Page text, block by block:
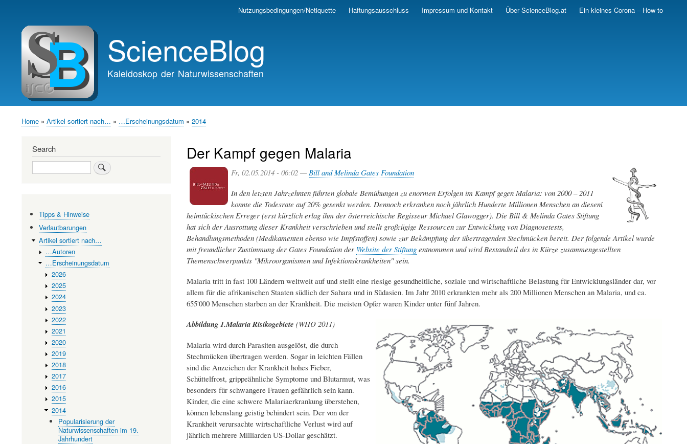
Skip
navigation
Nutzungsbedingungen/Netiquette Haftungsausschluss Impressum und Kontakt Über ScienceBlog.at Ein kleines Corona – How-to
ScienceBlog
Kaleidoskop der Naturwissenschaften
Home Artikel sortiert nach… …Erscheinungsdatum 2014
Der Kampf gegen Malaria
Fr, 02.05.2014 - 06:02 — Bill and Melinda Gates Foundation
In den letzten Jahrzehnten führten globale Bemühungen zu enormen Erfolgen im Kampf gegen Malaria: von 2000 – 2011
konnte die Todesrate auf 20% gesenkt werden. Dennoch erkranken noch jährlich Hunderte Millionen Menschen an dieseḿ
heimtückischen Erreger (erst kürzlich erlag ihm der österreichische Regisseur Michael Glawogger). Die Bill & Melinda Gates Stiftung
hat sich der Ausrottung dieser Krankheit verschrieben und stellt großzügige Ressourcen zur Entwicklung von Diagnosetests,
Behandlungsmethoden (Medikamenten ebenso wie Impfstoffen) sowie zur Bekämpfung der übertragenden Stechmücken bereit. Der folgende Artikel wurde
mit freundlicher Zustimmung der Gates Foundation der Website der Stiftungentnommen und wird Bestandteil des in Kürze zusammengestellten
Themenschwerpunkts "Mikroorganismen und Infektionskrankheiten" sein.
Malaria tritt in fast 100 Ländern weltweit auf und stellt eine riesige gesundheitliche, soziale und wirtschaftliche Belastung für Entwicklungsländer dar, vor
allem für die afrikanischen Staaten südlich der Sahara und in Südasien. Im Jahr 2010 erkrankten mehr als 200 Millionen Menschen an Malaria, und ca.
655'000 Menschen starben an der Krankheit. Die meisten Opfer waren Kinder unter fünf Jahren.
Abbildung 1.Malaria Risikogebiete (WHO 2011)
Malaria wird durch Parasiten ausgelöst, die durch
Stechmücken übertragen werden. Sogar in leichten Fällen
sind die Anzeichen der Krankheit hohes Fieber,
Schüttelfrost, grippeähnliche Symptome und Blutarmut, was
besonders für schwangere Frauen gefährlich sein kann.
Kinder, die eine schwere Malariaerkrankung überstehen,
können lebenslang geistig behindert sein. Der von der
Krankheit verursachte wirtschaftliche Verlust wird auf
jährlich mehrere Milliarden US-Dollar geschätzt.
Search
Search
Tipps & Hinweise
Verlautbarungen
Artikel sortiert nach…
…Autoren
…Erscheinungsdatum
2026
2025
2024
2023
2022
2021
2020
2019
2018
2017
2016
2015
2014
Popularisierung der
Naturwissenschaften im 19.
Jahrhundert